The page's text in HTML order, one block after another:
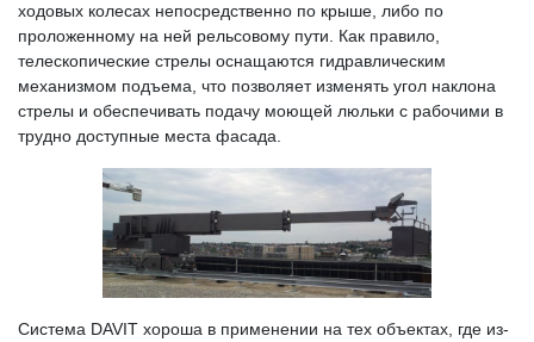
ходовых колесах непосредственно по крыше, либо по
проложенному на ней рельсовому пути. Как правило,
телескопические стрелы оснащаются гидравлическим
механизмом подъема, что позволяет изменять угол наклона
стрелы и обеспечивать подачу моющей люльки с рабочими в
трудно доступные места фасада.
Система DAVIT хороша в применении на тех объектах, где из-